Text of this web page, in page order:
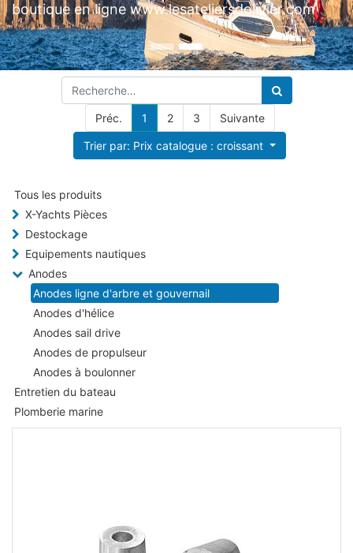
Préc. 1 2 3 Suivante
Trier par: Prix catalogue : croissant
Tous les produits
X-Yachts Pièces
Destockage
Equipements nautiques
Anodes
Anodes ligne d'arbre et gouvernail
Anodes d'hélice
Anodes sail drive
Anodes de propulseur
Anodes à boulonner
Entretien du bateau
Plomberie marine